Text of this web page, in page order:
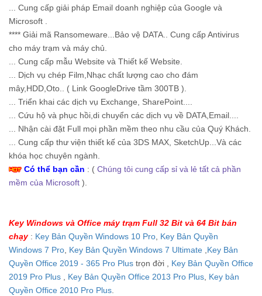
... Cung cấp giải pháp Email doanh nghiệp của Google và
Microsoft .
**** Giải mã Ransomeware...Bảo vệ DATA.. Cung cấp Antivirus
cho máy trạm và máy chủ.
... Cung cấp mẫu Website và Thiết kế Website.
... Dịch vụ chép Film,Nhạc chất lượng cao cho đám
mây,HDD,Oto.. ( Link GoogleDrive tầm 300TB ).
... Triển khai các dịch vụ Exchange, SharePoint....
... Cứu hộ và phục hồi,di chuyển các dịch vụ về DATA,Email....
... Nhận cài đặt Full mọi phần mềm theo nhu cầu của Quý Khách.
... Cung cấp thư viện thiết kế của 3DS MAX, SketchUp...Và các
khóa học chuyên ngành.
Có thể bạn cần : ( Chúng tôi cung cấp sỉ và lẻ tất cả phần
mềm của Microsoft ).
Key Windows và Office máy trạm Full 32 Bit và 64 Bit bán
chạy: Key Bản Quyền Windows 10 Pro Key Bản Quyền
Windows 7 Pro Key Bản Quyền Windows 7 Ultimate Key Bản
Quyền Office 2019 - 365 Pro Plus trọn đời , Key Bản Quyền Office
2019 Pro Plus
Key Bản Quyền Office 2013 Pro Plus Key bản
Quyền Office 2010 Pro Plus